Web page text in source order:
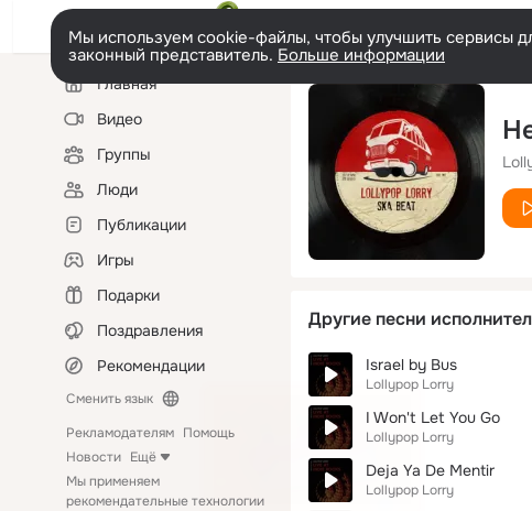
Мы используем cookie-файлы, чтобы улучшить сервисы
законный представитель. Больше информации
Левая
колонкаГлавная
Видео
Группы
Люди
Публикации
Игры
Подарки
Поздравления
Рекомендации
Сменить язык
Рекламодателям Помощь
Новости Ещё
Мы применяем
рекомендательные технологии
Другие песни
Israel by Bus
Lollypop Lorry
I Won't Let You Go
Lollypop Lorry
Deja Ya De Mentir
Lollypop Lorry